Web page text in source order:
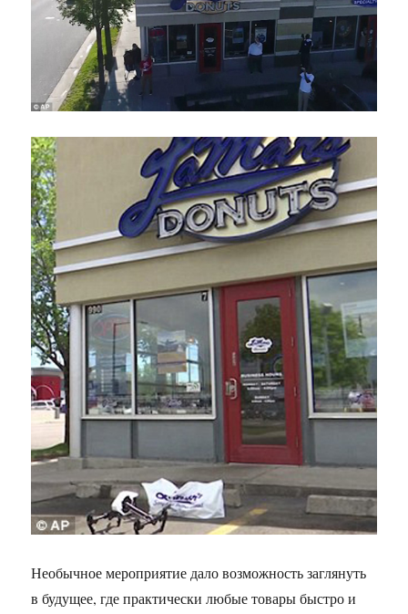
Необычное мероприятие дало возможность заглянуть
в будущее, где практически любые товары быстро и